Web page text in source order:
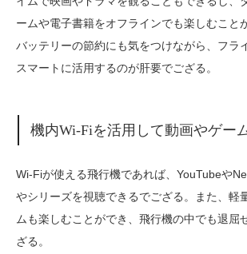
ームや電子書籍をオフラインでも楽しむこと
バッテリーの節約にも気をつけながら、フラ
スマートに活用するのが肝要でござる。
機内Wi-Fiを活用して動画やゲー
Wi-Fiが使える飛行機であれば、YouTubeや
やシリーズを視聴できるでござる。また、軽
ムも楽しむことができ、飛行機の中でも退屈
ざる。